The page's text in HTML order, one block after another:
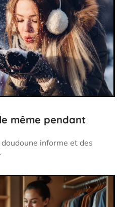
même pendant
informe et des